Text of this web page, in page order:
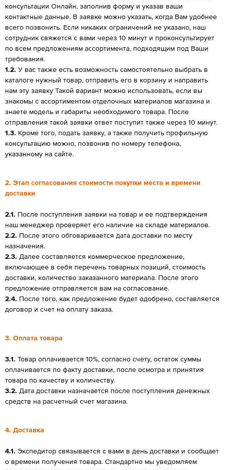
консультации Онлайн, заполнив форму и указав ваши
контактные данные. В заявке можно указать, когда Вам удобнее
всего позвонить. Если никаких ограничений не указано, наш
сотрудник свяжется с вами через 10 минут и проконсультирует
по всем предложениям ассортимента, подходящим под Ваши
требования.
1.2. У вас также есть возможность самостоятельно выбрать в
каталоге нужный товар, отправить его в корзину и направить
нам эту заявку Такой вариант можно использовать, если вы
знакомы с ассортиментом отделочных материалов магазина и
знаете модель и габариты необходимого товара. После
отправления такой заявки ответ поступит также через 10 минут.
1.3. Кроме того, подать заявку, а также получить профильную
консультацию можно, позвонив по номеру телефона,
указанному на сайте.
2. Этап согласования стоимости покупки места и времени
доставки
2.1. После поступления заявки на товар и ее подтверждения
наш менеджер проверяет его наличие на складе материалов.
2.2. После этого обговаривается дата доставки по месту
назначения.
2.3. Далее составляется коммерческое предложение,
включающее в себя перечень товарных позиций, стоимость
доставки, количество заказанного материала. После этого
предложение отправляется вам на согласование.
2.4. После того, как предложение будет одобрено, составляется
договор и счет на оплату заказа.
3. Оплата товара
3.1. Товар оплачивается 10%, согласно счету, остаток суммы
оплачивается по факту доставки, после осмотра и принятия
товара по качеству и количеству.
3.2. Дата доставки назначается после поступления денежных
средств на расчетный счет магазина.
4. Доставка
4.1. Экспедитор связывается с вами в день доставки и сообщает
о времени получения товара. Стандартно мы уведомляем